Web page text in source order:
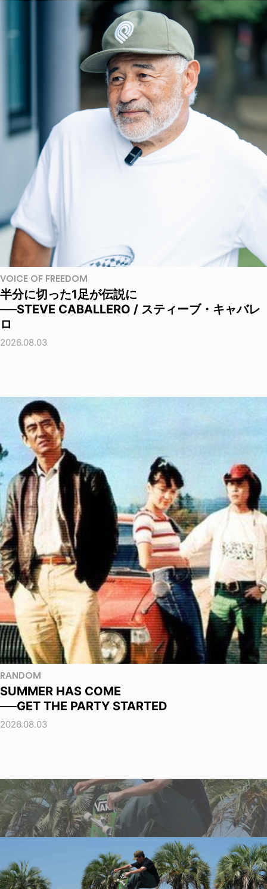
VOICE OF FREEDOM
半分に切った1足が伝説に
──STEVE CABALLERO / スティーブ・キャバレ
ロ
2026.08.03
RANDOM
SUMMER HAS COME
──GET THE PARTY STARTED
2026.08.03